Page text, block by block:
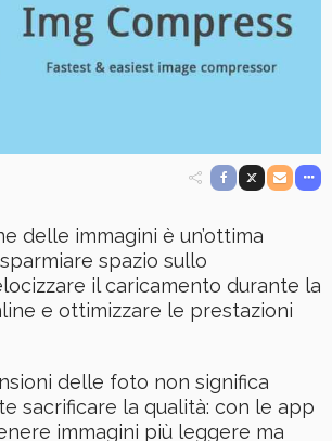
delle immagini è un’ottima
spazio sullo
il caricamento durante la
e ottimizzare le prestazioni
delle foto non significa
sacrificare la qualità: con le app
immagini più leggere ma